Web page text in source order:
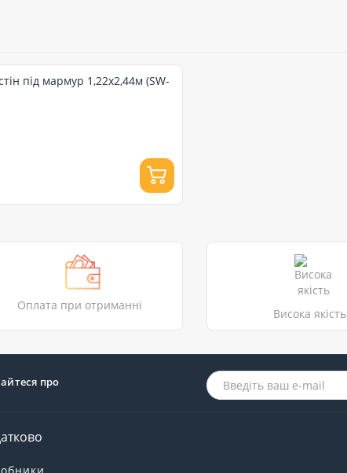
під мармур 1,22х2,44м (SW-
Оплата при отриманні
Висока якість
про